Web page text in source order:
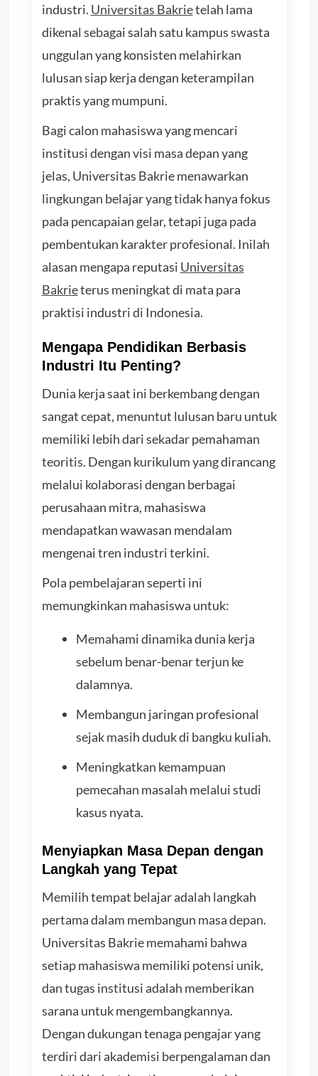
industri. Universitas Bakrietelah lama
dikenal sebagai salah satu kampus swasta
unggulan yang konsisten melahirkan
lulusan siap kerja dengan keterampilan
praktis yang mumpuni.
Bagi calon mahasiswa yang mencari
institusi dengan visi masa depan yang
jelas, Universitas Bakrie menawarkan
lingkungan belajar yang tidak hanya fokus
pada pencapaian gelar, tetapi juga pada
pembentukan karakter profesional. Inilah
alasan mengapa reputasi Universitas
Bakrieterus meningkat di mata para
praktisi industri di Indonesia.
Mengapa Pendidikan Berbasis
Industri Itu Penting?
Dunia kerja saat ini berkembang dengan
sangat cepat, menuntut lulusan baru untuk
memiliki lebih dari sekadar pemahaman
teoritis. Dengan kurikulum yang dirancang
melalui kolaborasi dengan berbagai
perusahaan mitra, mahasiswa
mendapatkan wawasan mendalam
mengenai tren industri terkini.
Pola pembelajaran seperti ini
memungkinkan mahasiswa untuk:
Memahami dinamika dunia kerja
sebelum benar-benar terjun ke
dalamnya.
Membangun jaringan profesional
sejak masih duduk di bangku kuliah.
Meningkatkan kemampuan
pemecahan masalah melalui studi
kasus nyata.
Menyiapkan Masa Depan dengan
Langkah yang Tepat
Memilih tempat belajar adalah langkah
pertama dalam membangun masa depan.
Universitas Bakrie memahami bahwa
setiap mahasiswa memiliki potensi unik,
dan tugas institusi adalah memberikan
sarana untuk mengembangkannya.
Dengan dukungan tenaga pengajar yang
terdiri dari akademisi berpengalaman dan